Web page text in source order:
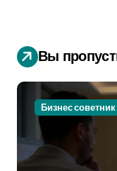
Вы
Бизнес советник